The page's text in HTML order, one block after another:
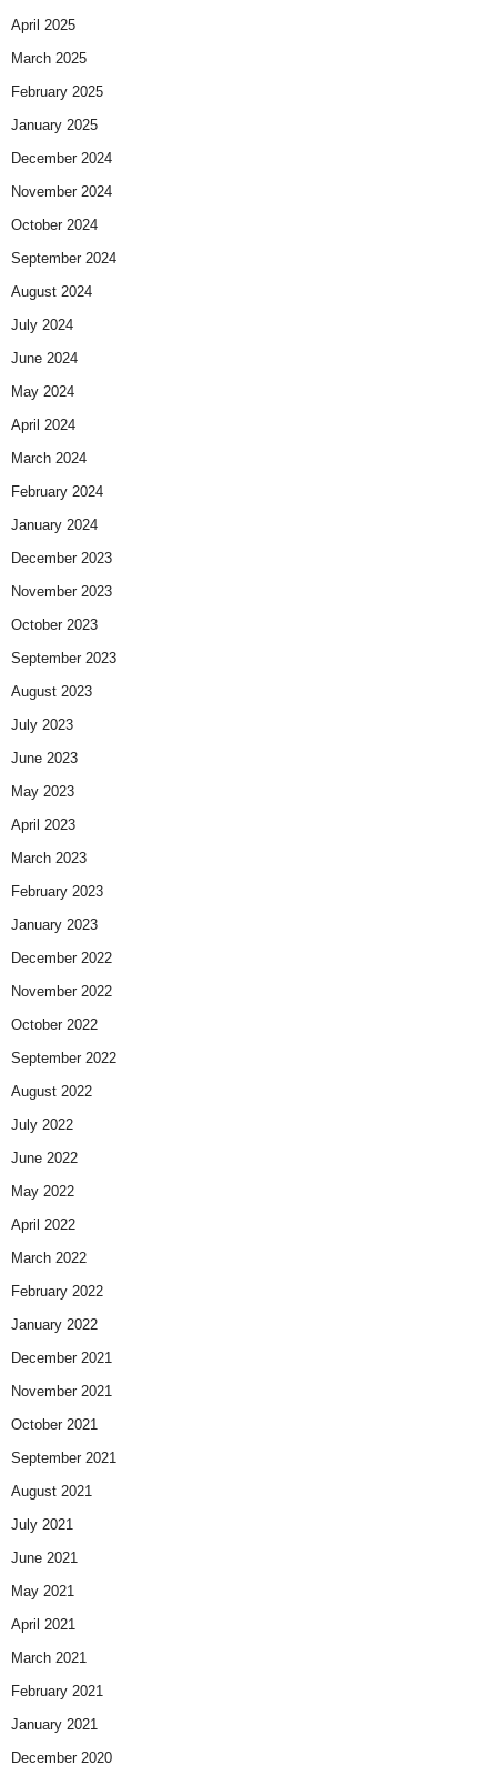
April 2025
March 2025
February 2025
January 2025
December 2024
November 2024
October 2024
September 2024
August 2024
July 2024
June 2024
May 2024
April 2024
March 2024
February 2024
January 2024
December 2023
November 2023
October 2023
September 2023
August 2023
July 2023
June 2023
May 2023
April 2023
March 2023
February 2023
January 2023
December 2022
November 2022
October 2022
September 2022
August 2022
July 2022
June 2022
May 2022
April 2022
March 2022
February 2022
January 2022
December 2021
November 2021
October 2021
September 2021
August 2021
July 2021
June 2021
May 2021
April 2021
March 2021
February 2021
January 2021
December 2020